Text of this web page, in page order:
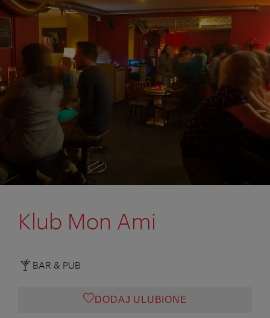
Klub Mon Ami
BAR & PUB
DODAJ ULUBIONE